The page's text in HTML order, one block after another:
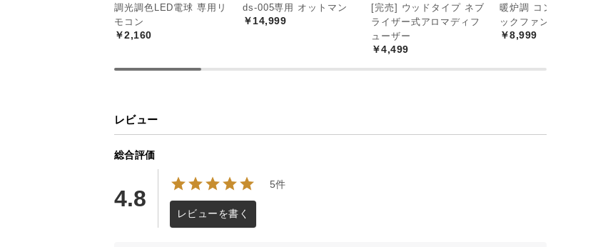
調光調色LED電球 専用リ
モコン
￥2,160
ds-005専用 オットマン
￥14,999
[完売] ウッドタイプ ネブ
ライザー式アロマディフ
ューザー
￥4,499
暖炉調 コンパクトセラミ
ックファンヒーター
￥8,999
レビュー
総合評価
4.8
5件
レビューを書く